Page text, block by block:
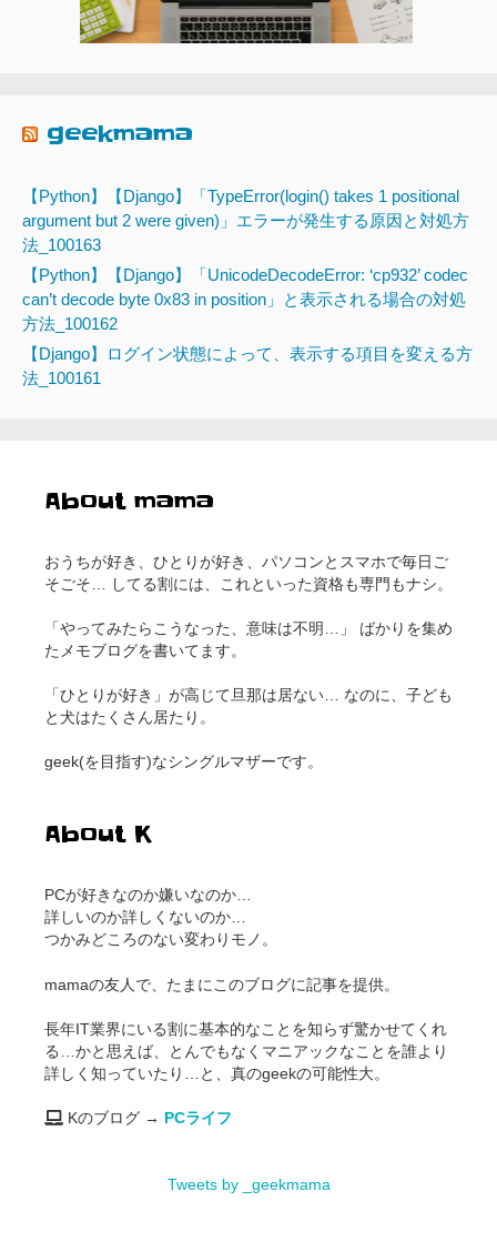
geekmama
【Python】【Django】「TypeError(login() takes 1 positional
argument but 2 were given)」エラーが発生する原因と対処方
法_100163
【Python】【Django】「UnicodeDecodeError: ‘cp932’ codec
can’t decode byte 0x83 in position」と表示される場合の対処
方法_100162
【Django】ログイン状態によって、表示する項目を変える方
法_100161
About mama
おうちが好き、ひとりが好き、パソコンとスマホで毎日ご
そごそ… してる割には、これといった資格も専門もナシ。
「やってみたらこうなった、意味は不明…」 ばかりを集め
たメモブログを書いてます。
「ひとりが好き」が高じて旦那は居ない… なのに、子ども
と犬はたくさん居たり。
geek(を目指す)なシングルマザーです。
About K
PCが好きなのか嫌いなのか…
詳しいのか詳しくないのか…
つかみどころのない変わりモノ。
mamaの友人で、たまにこのブログに記事を提供。
長年IT業界にいる割に基本的なことを知らず驚かせてくれ
る…かと思えば、とんでもなくマニアックなことを誰より
詳しく知っていたり…と、真のgeekの可能性大。
Kのブログ → PCライフ
Tweets by _geekmama